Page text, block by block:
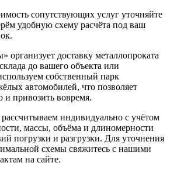
сопутствующих услуг уточняйте
удобную схему расчёта под ваш
организует доставку металлопроката
до вашего объекта или
собственный парк
автомобилей, что позволяет
и привозить вовремя.
индивидуально с учётом
массы, объёма и длиномерности
погрузки и разгрузки. Для уточнения
схемы свяжитесь с нашими
на сайте.